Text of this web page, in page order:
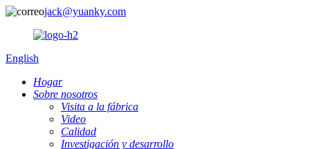
jack@yuanky.com
English
Hogar
Sobre nosotros
Visita a la fábrica
Video
Calidad
Investigación y desarrollo